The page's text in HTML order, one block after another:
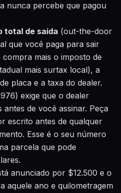
nunca percebe que pagou
total de saída (out-the-door
que você paga para sair
mais o imposto de
mais surtax local), a
placa e a taxa do dealer.
exige que o dealer
de você assinar. Peça
escrito antes de qualquer
Esse é o seu número
parcela que pode
anunciado por $12.500 e o
aquele ano e quilometragem